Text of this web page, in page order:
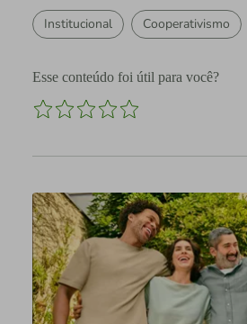
Institucional Cooperativismo
Esse conteúdo foi útil para você?